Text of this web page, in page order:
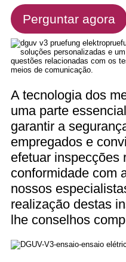
Perguntar agora
A tecnologia dos
uma parte
garantir a
empregados e
efetuar inspecções
conformidade com
nossos
realização destas
lhe conselhos